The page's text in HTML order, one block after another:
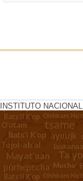
INSTITUTO